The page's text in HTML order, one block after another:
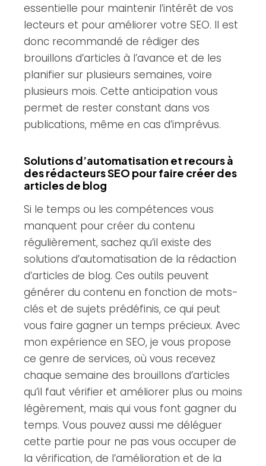
essentielle pour maintenir l’intérêt de vos
lecteurs et pour améliorer votre SEO. Il est
donc recommandé de rédiger des
brouillons d’articles à l’avance et de les
planifier sur plusieurs semaines, voire
plusieurs mois. Cette anticipation vous
permet de rester constant dans vos
publications, même en cas d’imprévus.
Solutions d’automatisation et recours à
des rédacteurs SEO pour faire créer des
articles de blog
Si le temps ou les compétences vous
manquent pour créer du contenu
régulièrement, sachez qu’il existe des
solutions d’automatisation de la rédaction
d’articles de blog. Ces outils peuvent
générer du contenu en fonction de mots-
clés et de sujets prédéfinis, ce qui peut
vous faire gagner un temps précieux. Avec
mon expérience en SEO, je vous propose
ce genre de services, où vous recevez
chaque semaine des brouillons d’articles
qu’il faut vérifier et améliorer plus ou moins
légèrement, mais qui vous font gagner du
temps. Vous pouvez aussi me déléguer
cette partie pour ne pas vous occuper de
la vérification, de l’amélioration et de la